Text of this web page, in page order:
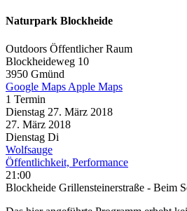
Naturpark Blockheide
Outdoors Öffentlicher Raum
Blockheideweg 10
3950 Gmünd
Google Maps Apple Maps
1 Termin
Dienstag 27. März 2018
27. März 2018
Dienstag Di
Wolfsauge
Öffentlichkeit, Performance
21:00
Blockheide Grillensteinerstraße - Beim